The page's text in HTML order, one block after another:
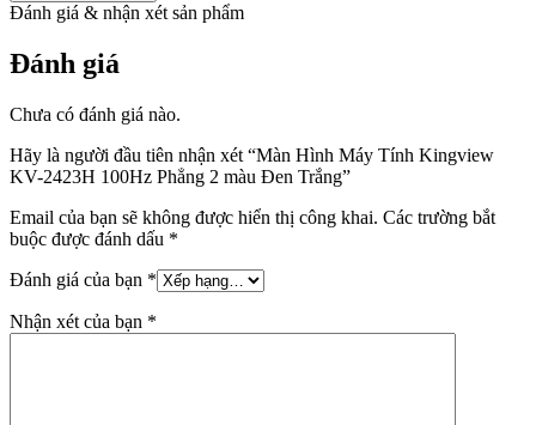
Đánh giá & nhận xét sản phẩm
Đánh giá
Chưa có đánh giá nào.
Hãy là người đầu tiên nhận xét “Màn Hình Máy Tính Kingview
KV-2423H 100Hz Phẳng 2 màu Đen Trắng”
Email của bạn sẽ không được hiển thị công khai. Các trường bắt
buộc được đánh dấu *
Đánh giá của bạn *
Nhận xét của bạn *